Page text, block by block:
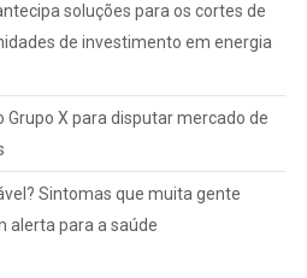
soluções para os cortes de
de investimento em energia
Grupo X para disputar mercado de
Sintomas que muita gente
alerta para a saúde